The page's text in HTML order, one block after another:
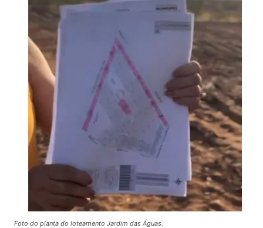
Foto do planta do loteamento Jardim das Águas.